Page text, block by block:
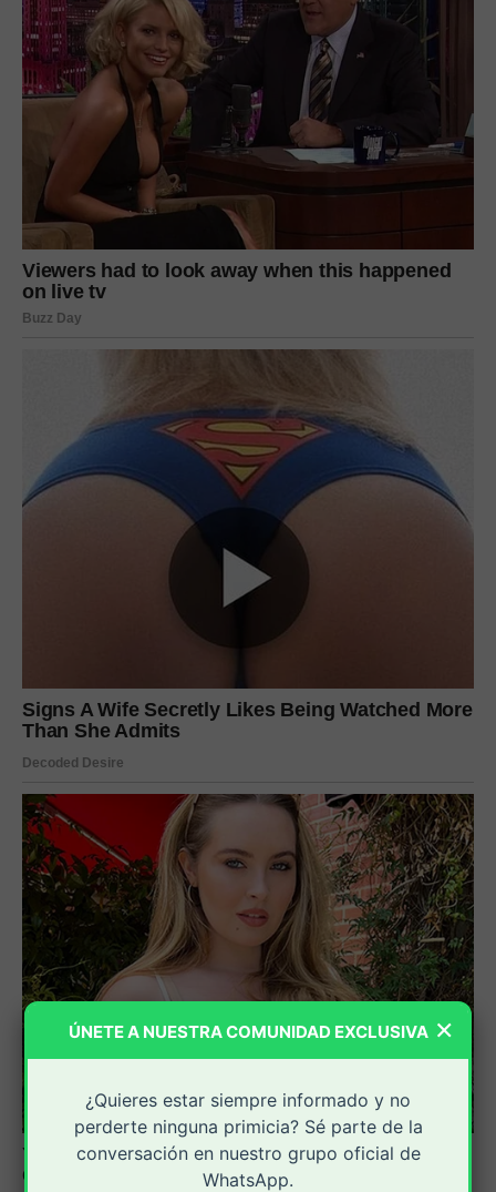
×
ÚNETE A NUESTRA COMUNIDAD EXCLUSIVA
¿Quieres estar siempre informado y no
perderte ninguna primicia? Sé parte de la
conversación en nuestro grupo oficial de
WhatsApp.